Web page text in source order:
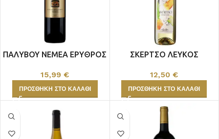
ΠΑΛΥΒΟΥ ΝΕΜΕΑ ΕΡΥΘΡΟΣ
15,99 €
ΠΡΟΣΘΉΚΗ ΣΤΟ ΚΑΛΆΘΙ
ΣΚΕΡΤΣΟ ΛΕΥΚΟΣ
12,50 €
ΠΡΟΣΘΉΚΗ ΣΤΟ ΚΑΛΆΘΙ